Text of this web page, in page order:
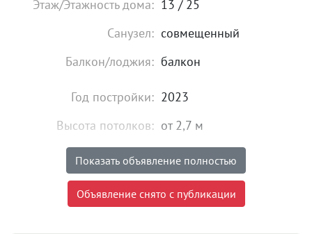
Этаж/Этажность дома: 13 / 25
Санузел: совмещенный
Балкон/лоджия: балкон
Год постройки: 2023
Высота потолков: от 2,7 м
Состояние: хорошее
Мебель: есть
Показать объявление полностью
Объявление снято с публикации